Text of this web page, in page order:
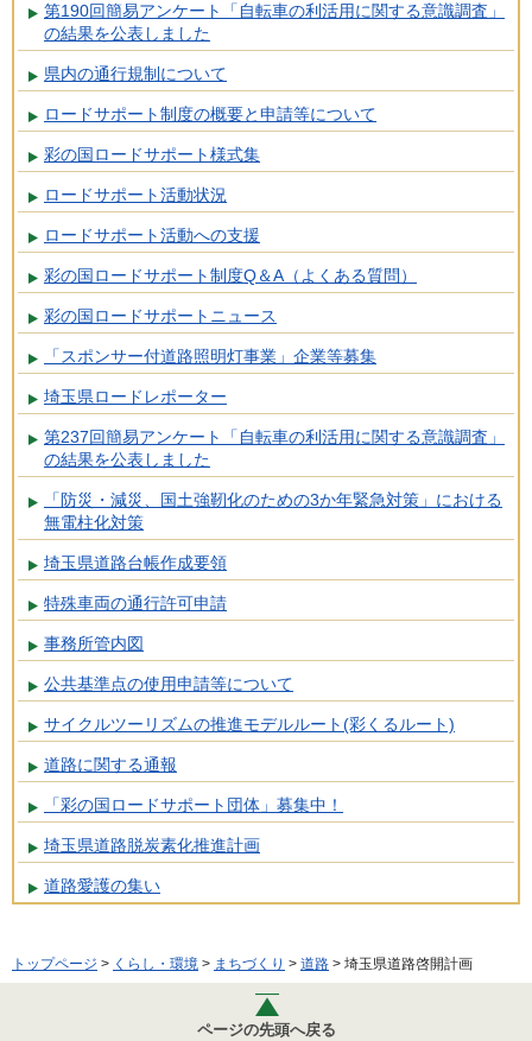
第190回簡易アンケート「自転車の利活用に関する意識調査」
の結果を公表しました
県内の通行規制について
ロードサポート制度の概要と申請等について
彩の国ロードサポート様式集
ロードサポート活動状況
ロードサポート活動への支援
彩の国ロードサポート制度Q＆A（よくある質問）
彩の国ロードサポートニュース
「スポンサー付道路照明灯事業」企業等募集
埼玉県ロードレポーター
第237回簡易アンケート「自転車の利活用に関する意識調査」
の結果を公表しました
「防災・減災、国土強靭化のための3か年緊急対策」における
無電柱化対策
埼玉県道路台帳作成要領
特殊車両の通行許可申請
事務所管内図
公共基準点の使用申請等について
サイクルツーリズムの推進モデルルート(彩くるルート)
道路に関する通報
「彩の国ロードサポート団体」募集中！
埼玉県道路脱炭素化推進計画
道路愛護の集い
トップページ > くらし・環境 > まちづくり > 道路 > 埼玉県道路啓開計画
ページの先頭へ戻る